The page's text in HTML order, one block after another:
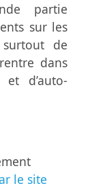
partie
sur les
de
dans
d’auto-
le site